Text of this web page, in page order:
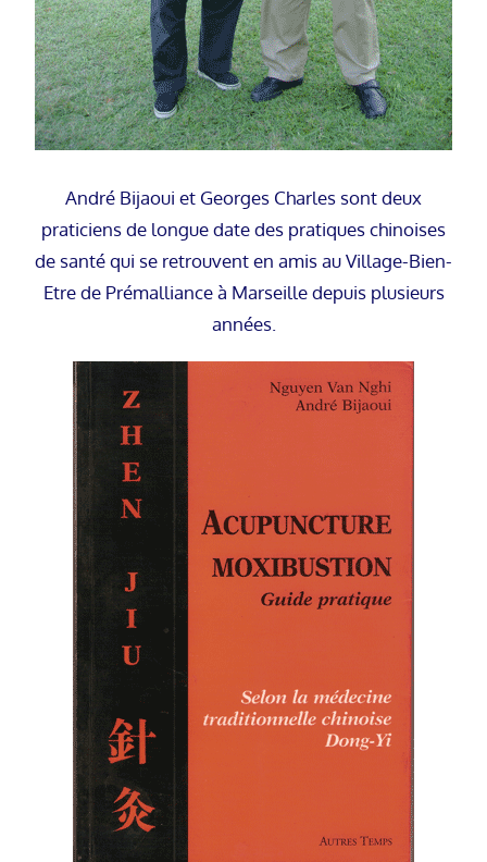
André Bijaoui et Georges Charles sont deux
praticiens de longue date des pratiques chinoises
de santé qui se retrouvent en amis au Village-Bien-
Etre de Prémalliance à Marseille depuis plusieurs
années.